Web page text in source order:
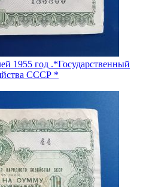
1955 год .*Государственный
СССР *